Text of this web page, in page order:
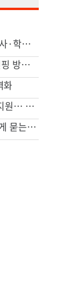
태국 명문학교서 중학생 총기난사…교사·학생 등 최소 7명 사망(종합)
정상회담 앞 미중 무역갈등 고조…시진핑 방미 영향받나
화
모픽, ‘시댄스 2.5’ 최적화 파이프라인 지원… AI 영상 연출부터 최종 완성까지
미국투자이민 프로젝트 현지 책임자에게 묻는다…국민이주 8월 릴레이 세미나